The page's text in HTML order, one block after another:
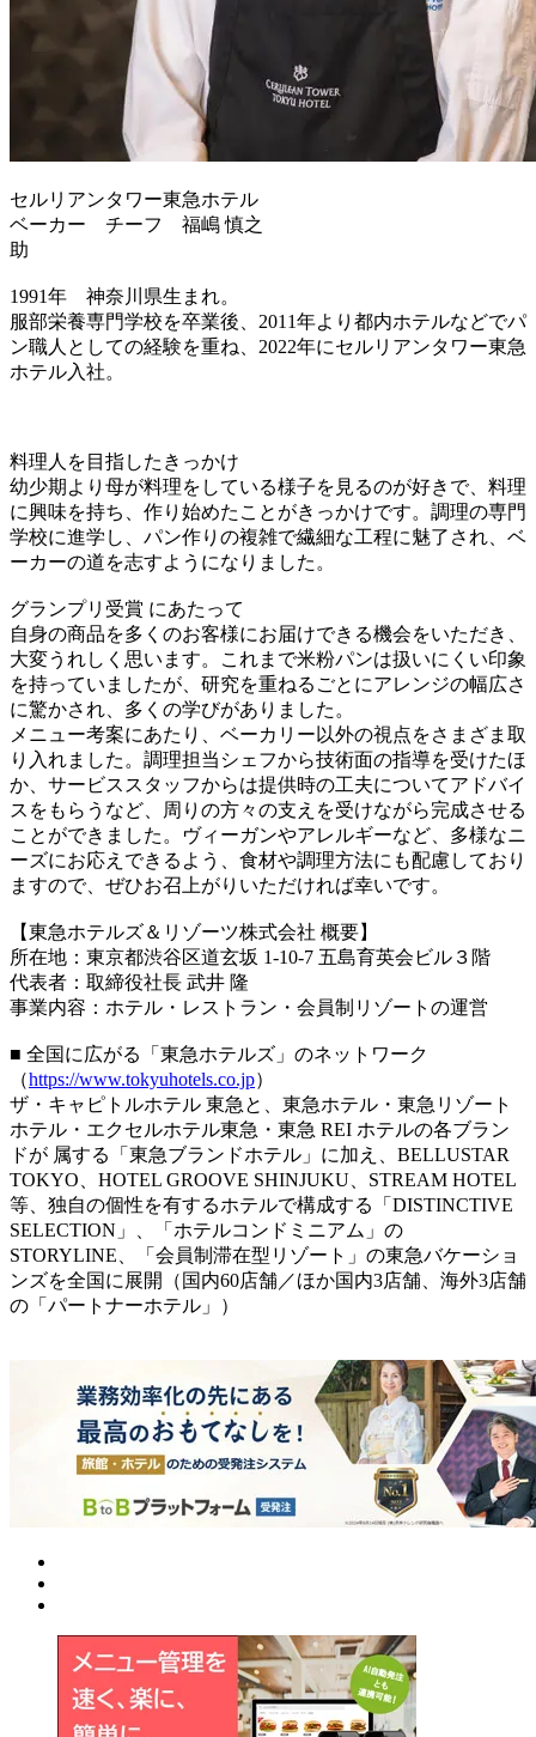
セルリアンタワー東急ホテル
ベーカー チーフ 福嶋 慎之
1991年 神奈川県生まれ。
服部栄養専門学校を卒業後、2011年より都内ホテルなどでパ
ン職人としての経験を重ね、2022年にセルリアンタワー東急
ホテル入社。
料理人を目指したきっかけ
幼少期より母が料理をしている様子を見るのが好きで、料理
に興味を持ち、作り始めたことがきっかけです。調理の専門
学校に進学し、パン作りの複雑で繊細な工程に魅了され、ベ
ーカーの道を志すようになりました。
グランプリ受賞 にあたって
自身の商品を多くのお客様にお届けできる機会をいただき、
大変うれしく思います。これまで米粉パンは扱いにくい印象
を持っていましたが、研究を重ねるごとにアレンジの幅広さ
に驚かされ、多くの学びがありました。
メニュー考案にあたり、ベーカリー以外の視点をさまざま取
り入れました。調理担当シェフから技術面の指導を受けたほ
か、サービススタッフからは提供時の工夫についてアドバイ
スをもらうなど、周りの方々の支えを受けながら完成させる
ことができました。ヴィーガンやアレルギーなど、多様なニ
ーズにお応えできるよう、食材や調理方法にも配慮しており
ますので、ぜひお召上がりいただければ幸いです。
【東急ホテルズ＆リゾーツ株式会社 概要】
所在地：東京都渋谷区道玄坂 1-10-7 五島育英会ビル３階
代表者：取締役社長 武井 隆
事業内容：ホテル・レストラン・会員制リゾートの運営
■ 全国に広がる「東急ホテルズ」のネットワーク
（https://www.tokyuhotels.co.jp）
ザ・キャピトルホテル 東急と、東急ホテル・東急リゾート
ホテル・エクセルホテル東急・東急 REI ホテルの各ブラン
ドが 属する「東急ブランドホテル」に加え、BELLUSTAR
TOKYO、HOTEL GROOVE SHINJUKU、STREAM HOTEL
等、独自の個性を有するホテルで構成する「DISTINCTIVE
SELECTION」、「ホテルコンドミニアム」の
STORYLINE、「会員制滞在型リゾート」の東急バケーショ
ンズを全国に展開（国内60店舗／ほか国内3店舗、海外3店舗
の「パートナーホテル」）